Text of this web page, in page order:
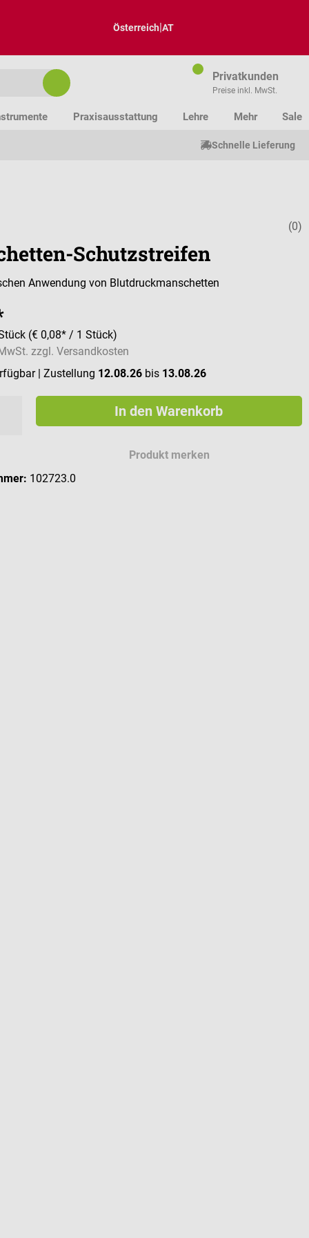
Österreich|AT
Privatkunden
Preise inkl. MwSt.
Praxisausstattung Lehre Mehr Sale
Schnelle Lieferung
(0)
Schutzstreifen
Anwendung von Blutdruckmanschetten
(€ 0,08* / 1 Stück)
zzgl. Versandkosten
| Zustellung 12.08.26 bis 13.08.26
In den Warenkorb
Produkt merken
102723.0